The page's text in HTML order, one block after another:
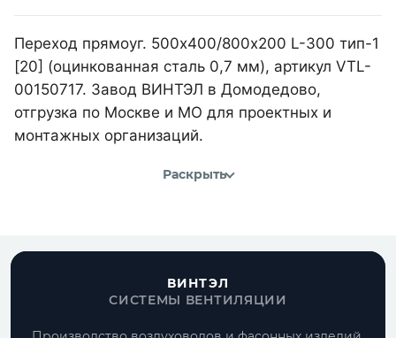
Переход прямоуг. 500х400/800х200 L-300 тип-1
[20] (оцинкованная сталь 0,7 мм), артикул VTL-
00150717. Завод ВИНТЭЛ в Домодедово,
отгрузка по Москве и МО для проектных и
монтажных организаций.
Раскрыть
ВИНТЭЛ
СИСТЕМЫ ВЕНТИЛЯЦИИ